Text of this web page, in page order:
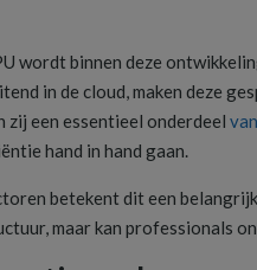
wordt binnen deze
in de cloud, maken deze
zij een essentieel onderdeel
hand in hand gaan.
betekent dit een
maar kan professionals